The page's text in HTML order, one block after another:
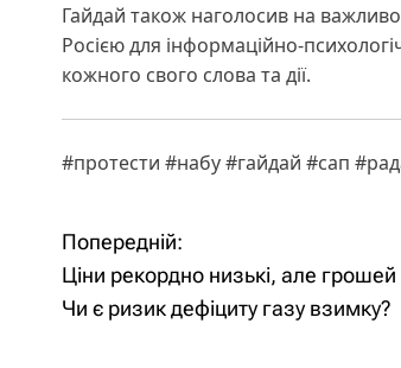
Гайдай також наголосив на
Росією для інформаційно-
кожного свого слова та дії.
#протести #набу #гайдай #сап
Н
а
Попередній:
Ціни рекордно низькі, але
Чи є ризик дефіциту газу взимку?